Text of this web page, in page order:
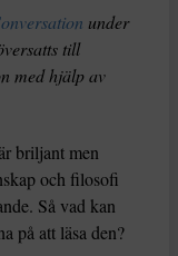
under
till
med hjälp av
briljant men
och filosofi
Så vad kan
på att läsa den?